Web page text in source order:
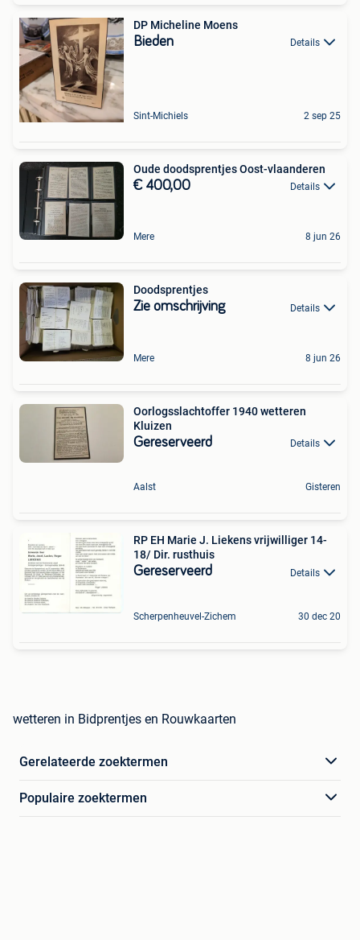
DP Micheline Moens
Bieden Details
Sint-Michiels 2 sep 25
Oude doodsprentjes Oost-vlaanderen
€ 400,00 Details
Mere 8 jun 26
Doodsprentjes
Zie omschrijving Details
Mere 8 jun 26
Oorlogsslachtoffer 1940 wetteren
Kluizen
Gereserveerd Details
Aalst Gisteren
RP EH Marie J. Liekens vrijwilliger 14-
18/ Dir. rusthuis
Gereserveerd Details
Scherpenheuvel-Zichem 30 dec 20
wetteren in Bidprentjes en Rouwkaarten
Gerelateerde zoektermen
Populaire zoektermen